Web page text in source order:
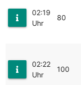
02:19
Uhr
80
02:22
Uhr
100